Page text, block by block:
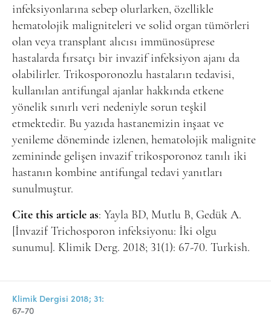
Online Makale Gönderimi
Dizinler
Telif Hakları
İletişim
FACEBOOK TWITTER YOUTUBE
infeksiyonlarına sebep olurlarken, özellikle
hematolojik maligniteleri ve solid organ tümörleri
olan veya transplant alıcısı immünosüprese
hastalarda fırsatçı bir invazif infeksiyon ajanı da
olabilirler. Trikosporonozlu hastaların tedavisi,
kullanılan antifungal ajanlar hakkında etkene
yönelik sınırlı veri nedeniyle sorun teşkil
etmektedir. Bu yazıda hastanemizin inşaat ve
yenileme döneminde izlenen, hematolojik malignite
zemininde gelişen invazif trikosporonoz tanılı iki
hastanın kombine antifungal tedavi yanıtları
sunulmuştur.
Cite this article as: Yayla BD, Mutlu B, Gedük A.
[İnvazif Trichosporon infeksiyonu: İki olgu
sunumu]. Klimik Derg. 2018; 31(1): 67-70. Turkish.
Klimik Dergisi 2018; 31:
67-70